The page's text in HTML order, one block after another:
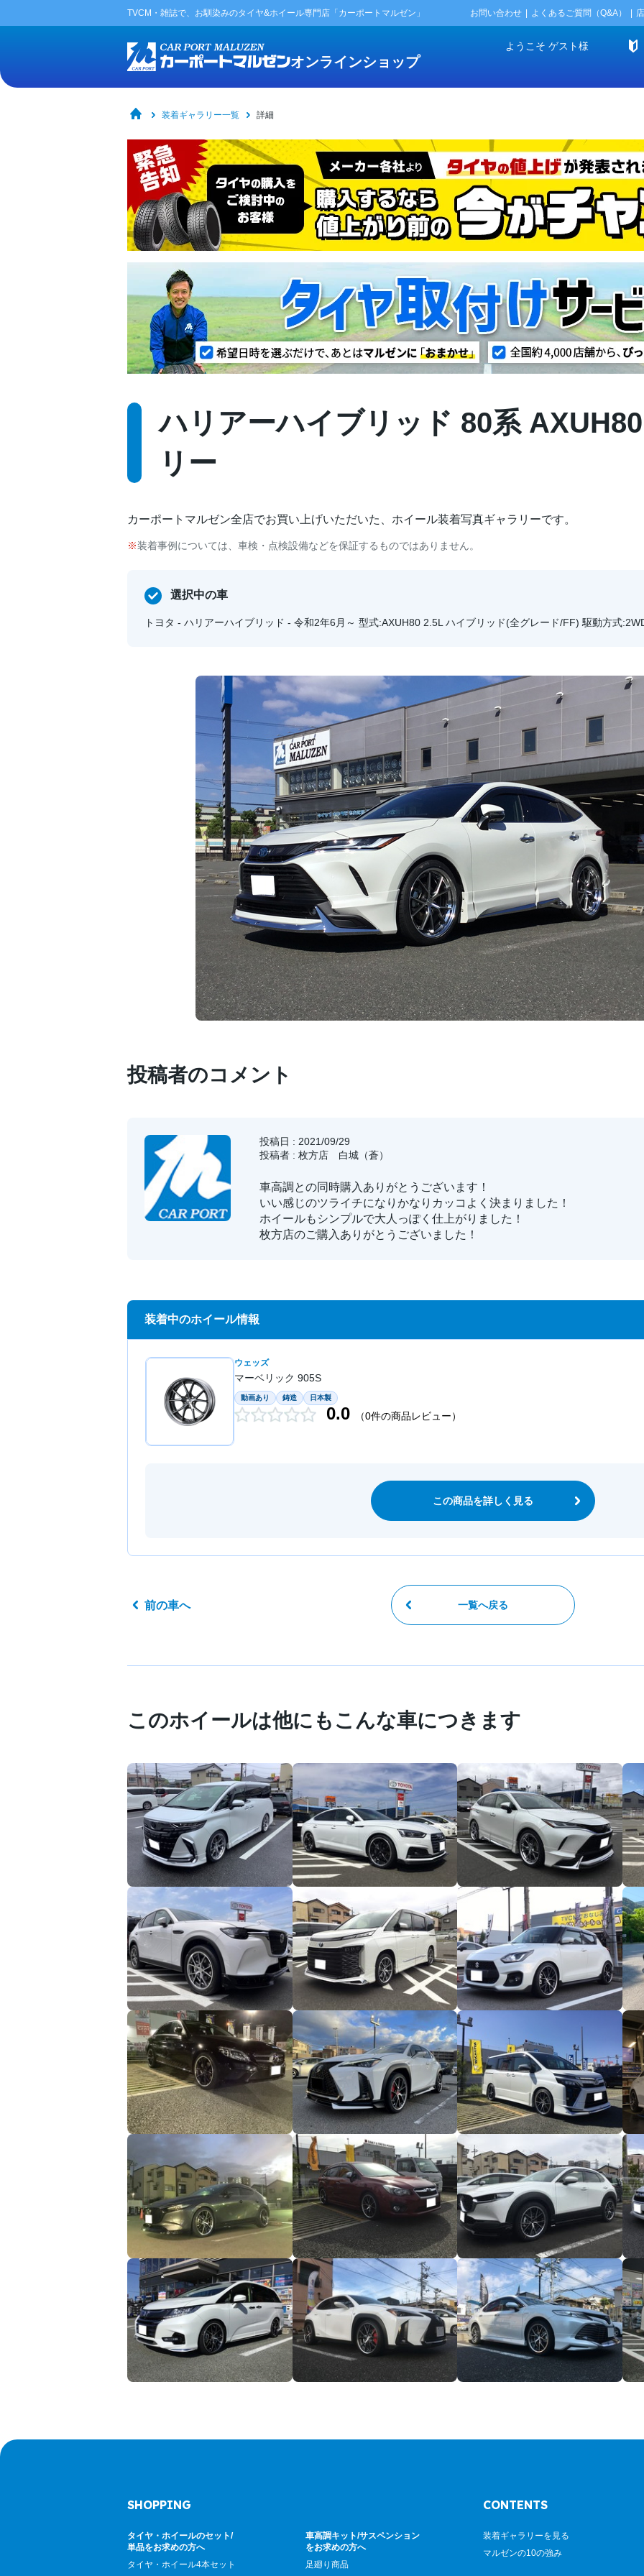
TVCM・雑誌で、お馴染みのタイヤ&ホイール専門店「カーポートマルゼン」 お問い合わせ よくあるご質問（Q&A）
オンラインショップ
ようこそ ゲスト様
装着ギャラリー一覧 詳細
ハリアーハイブリッド 80系
リー
カーポートマルゼン全店でお買い上げいただいた、ホイール装着写真ギャラリーです。
装着事例については、車検・点検設備などを保証するものではありません。
選択中の車
トヨタ - ハリアーハイブリッド - 令和2年6月～ 型式:AXUH80 2.5L ハイブリッド(全グレード/FF) 駆動方式
投稿者のコメント
投稿日 : 2021/09/29
投稿者 : 枚方店 白城（蒼）
車高調との同時購入ありがとうございます！
いい感じのツライチになりかなりカッコよく決まりました！
ホイールもシンプルで大人っぽく仕上がりました！
枚方店のご購入ありがとうございました！
装着中のホイール情報
ウェッズ
マーベリック 905S
動画あり 鋳造 日本製
0.0 （0件の商品レビュー）
この商品を詳しく見る
前の車へ 一覧へ戻る
このホイールは他にもこんな車につきます
SHOPPING
タイヤ・ホイールのセット/
単品をお求めの方へ
タイヤ・ホイール4本セット
車高調キット/サスペンション
をお求めの方へ
足廻り商品
CONTENTS
装着ギャラリーを見る
マルゼンの10の強み